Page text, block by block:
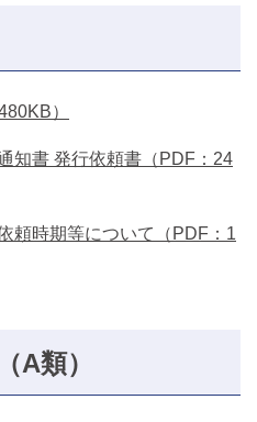
）
知書 発行依頼書（PDF：24
頼時期等について（PDF：1
A類）